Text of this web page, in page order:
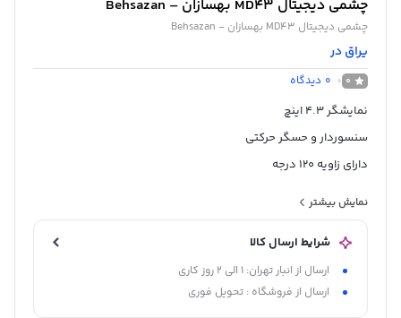
چشمی دیجیتال MD43 بهسازان – Behsazan
چشمی دیجیتال MD43 بهسازان - Behsazan
یراق در
0
0 دیدگاه
نمایشگر 4.3 اینچ
سنسوردار و حسگر حرکتی
دارای زاویه 120 درجه
دو گیگا بایت حافظه
قابلیت نصب بر روی درب های ضدسرقت و معمولی
قابلیت تنظیم سطح صدای زنگ
نمایش بیشتر
شرایط ارسال کالا
ارسال از انبار تهران: 1 الی 2 روز کاری
ارسال از فروشگاه : تحویل فوری